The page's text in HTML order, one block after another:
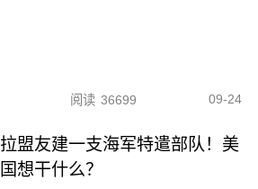
阅读 36699 09-24
拉盟友建一支海军特遣部队！美
国想干什么？